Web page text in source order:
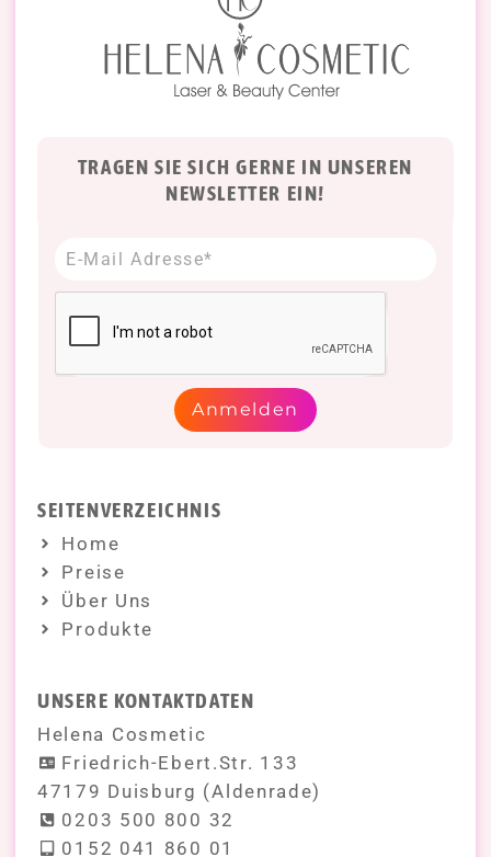
TRAGEN SIE SICH GERNE IN UNSEREN
NEWSLETTER EIN!
Anmelden
SEITENVERZEICHNIS
Home
Preise
Über Uns
Produkte
UNSERE KONTAKTDATEN
Helena Cosmetic
Friedrich-Ebert.Str. 133
47179 Duisburg (Aldenrade)
0203 500 800 32
0152 041 860 01